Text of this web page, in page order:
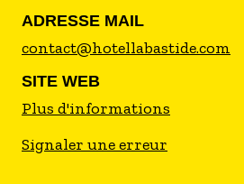
ADRESSE MAIL
contact@hotellabastide.com
SITE WEB
Plus d'informations
Signaler une erreur